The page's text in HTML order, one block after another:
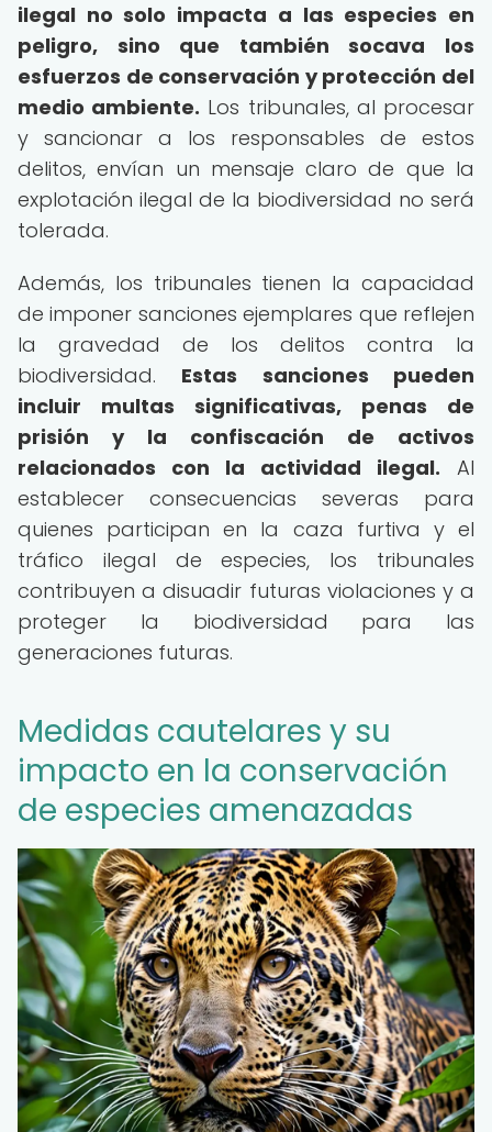
ilegal no solo impacta a las especies en
peligro, sino que también socava los
esfuerzos de conservación y protección del
medio ambiente. Los tribunales, al procesar
y sancionar a los responsables de estos
delitos, envían un mensaje claro de que la
explotación ilegal de la biodiversidad no será
tolerada.
Además, los tribunales tienen la capacidad
de imponer sanciones ejemplares que reflejen
la gravedad de los delitos contra la
biodiversidad. Estas sanciones pueden
incluir multas significativas, penas de
prisión y la confiscación de activos
relacionados con la actividad ilegal. Al
establecer consecuencias severas para
quienes participan en la caza furtiva y el
tráfico ilegal de especies, los tribunales
contribuyen a disuadir futuras violaciones y a
proteger la biodiversidad para las
generaciones futuras.
Medidas cautelares y su
impacto en la conservación
de especies amenazadas